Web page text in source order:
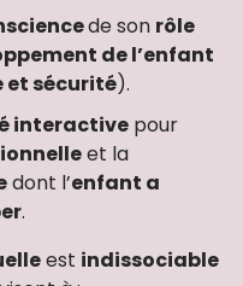
de son rôle
de l’enfant
et sécurité).
interactive pour
et la
dont l’enfant a
.
est indissociable